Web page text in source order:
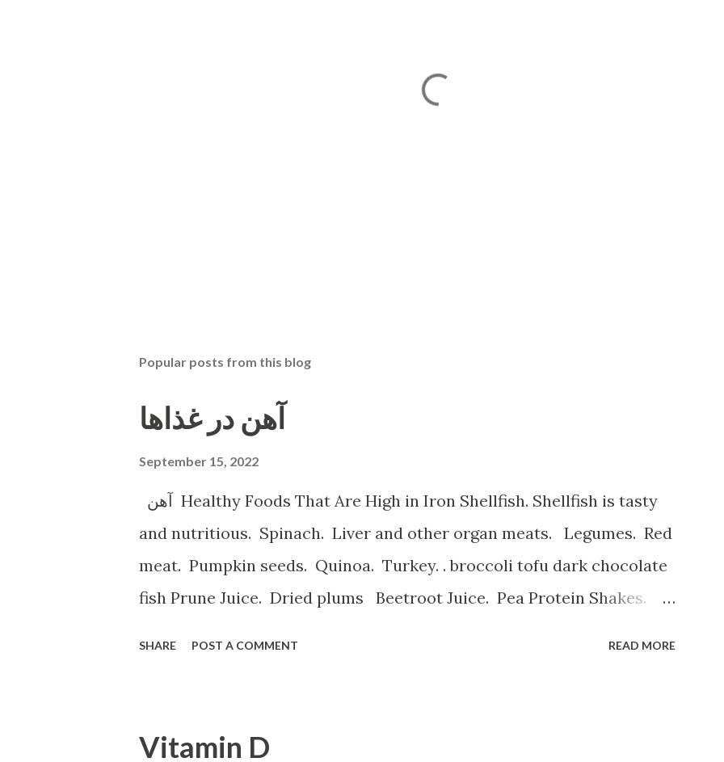
Popular posts from this blog
آهن در غذاها
September 15, 2022
and nutritious. Spinach. Liver and other organ meats. Legumes. Red
meat. Pumpkin seeds. Quinoa. Turkey. . broccoli tofu dark chocolate
fish Prune Juice. Dried plums Beetroot Juice. Pea Protein Shakes.
SHARE POST A COMMENT READ MORE
Vitamin D